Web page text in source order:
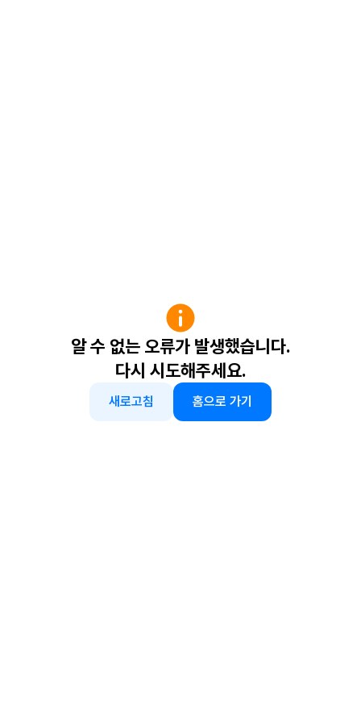
알 수 없는 오류가 발생했습니다.
다시 시도해주세요.
새로고침 홈으로 가기